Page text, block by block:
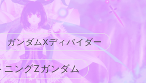
ガンダムXディバイダー
ングZガンダム